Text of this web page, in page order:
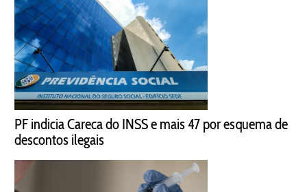
PF indicia Careca do INSS e mais 47 por esquema de
descontos ilegais